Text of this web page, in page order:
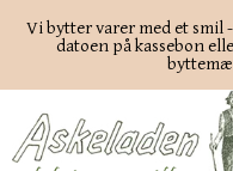
Vi bytter varer med et smil
datoen på kassebon